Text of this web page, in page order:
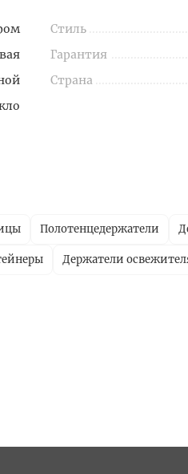
Стиль
Гарантия
Страна
Полотенцедержатели
Держатели